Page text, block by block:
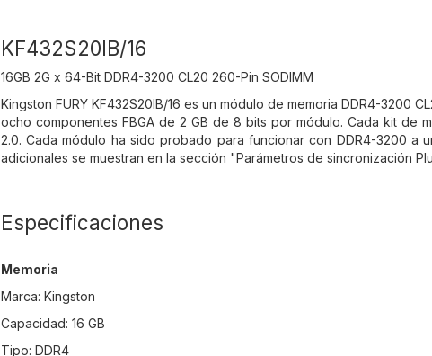
KF432S20IB/16
16GB 2G x 64-Bit DDR4-3200 CL20 260-Pin SODIMM
Kingston FURY KF432S20IB/16 es un módulo de memoria DDR4-3200
ocho componentes FBGA de 2 GB de 8 bits por módulo. Cada kit de
2.0. Cada módulo ha sido probado para funcionar con DDR4-3200 a
adicionales se muestran en la sección "Parámetros de sincronización
Especificaciones
Memoria
Marca: Kingston
Capacidad: 16 GB
Tipo: DDR4